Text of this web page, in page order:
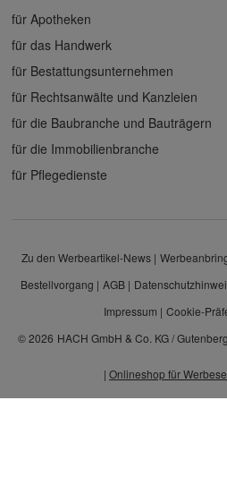
für Apotheken
für das Handwerk
für Bestattungsunternehmen
für Rechtsanwälte und Kanzleien
für die Baubranche und Bauträgern
für die Immobilienbranche
für Pflegedienste
Zu den Werbeartikel-News
Bestellvorgang
AGB
Impressum
Cookie-
© 2026 HACH GmbH & Co. KG /
| Onlineshop für